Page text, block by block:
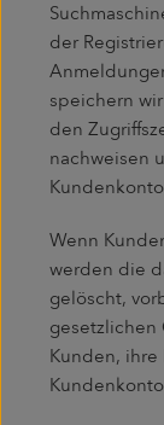
der
speichern
den
nachweisen
Wenn
werden die
gelöscht,
gesetzlichen
Kunden,